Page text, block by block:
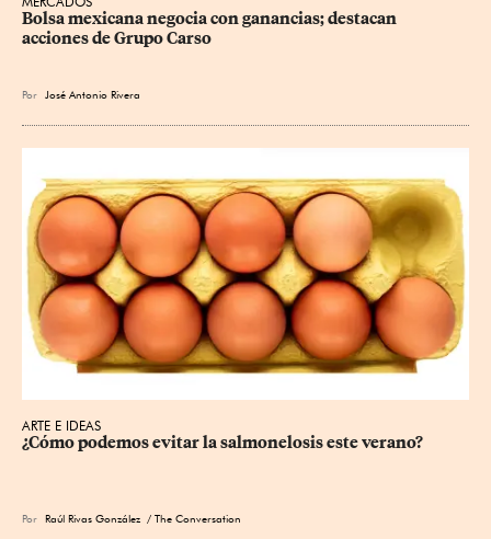
Bolsa mexicana negocia con ganancias; destacan
acciones de Grupo Carso
Por José Antonio Rivera
ARTE E IDEAS
¿Cómo podemos evitar la salmonelosis este verano?
Por Raúl Rivas González / The Conversation